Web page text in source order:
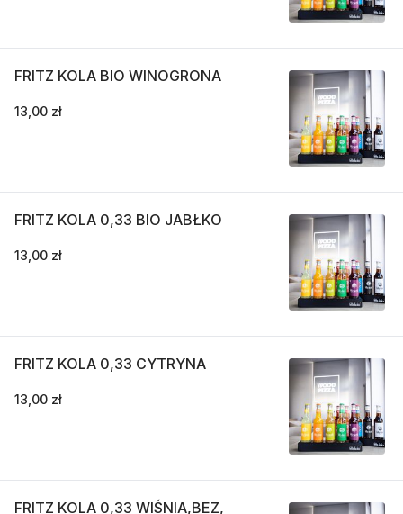
FRITZ KOLA BIO WINOGRONA
13,00 zł
FRITZ KOLA 0,33 BIO JABŁKO
13,00 zł
FRITZ KOLA 0,33 CYTRYNA
13,00 zł
FRITZ KOLA 0,33 WIŚNIA,BEZ,